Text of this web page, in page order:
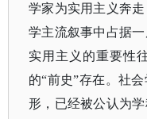
学家为实用主义奔
学主流叙事中占据
实用主义的重要性
的“前史”存在。社
形，已经被公认为